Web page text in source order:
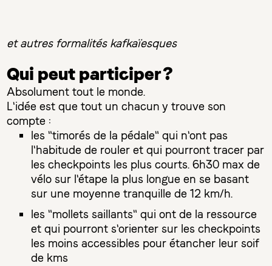
et autres formalités kafkaïesques
Qui peut participer ?
Absolument tout le monde.
L'idée est que tout un chacun y trouve son
compte :
les "timorés de la pédale" qui n'ont pas
l'habitude de rouler et qui pourront tracer par
les checkpoints les plus courts. 6h30 max de
vélo sur l'étape la plus longue en se basant
sur une moyenne tranquille de 12 km/h.
les "mollets saillants" qui ont de la ressource
et qui pourront s'orienter sur les checkpoints
les moins accessibles pour étancher leur soif
de kms